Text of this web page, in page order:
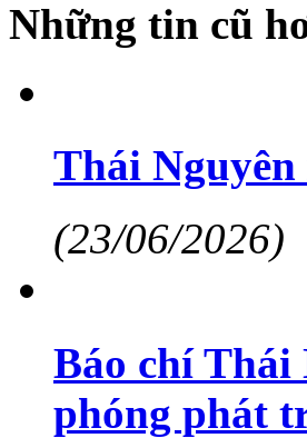
Những tin cũ
Thái
(23/06/2026)
Báo chí Thái
phóng phát